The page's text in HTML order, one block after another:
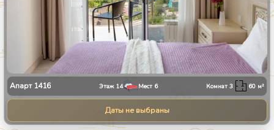
Апарт 1416 Этаж 14 Мест 6 Комнат3 60 м²
Даты не выбраны